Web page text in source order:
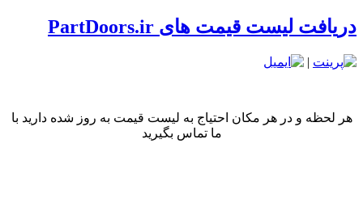
دریافت لیست قیمت های PartDoors.ir
|
هر لحظه و در هر مکان احتیاج به لیست قیمت به روز شده دارید با
ما تماس بگیرید